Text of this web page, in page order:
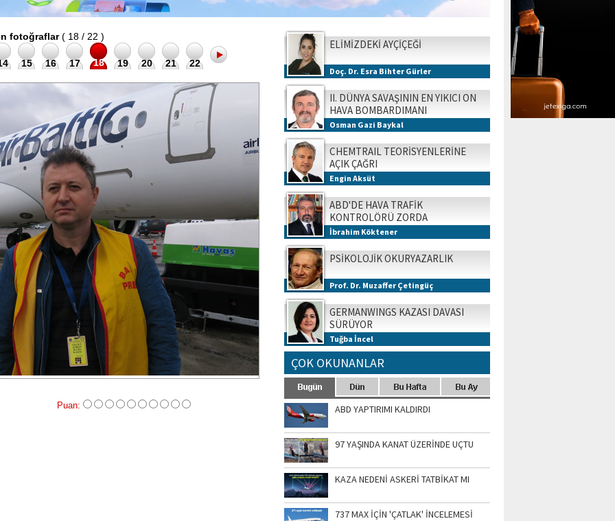
fotoğraflar( 18 / 22 )
15 16 17 18 19 20 21 22
Puan:
ELİMİZDEKİ AYÇİÇEĞİ
Doç. Dr. Esra Bihter Gürler
II. DÜNYA SAVAŞININ EN YIKICI ON
HAVA BOMBARDIMANI
Osman Gazi Baykal
CHEMTRAIL TEORİSYENLERİNE
AÇIK ÇAĞRI
Engin Aksüt
ABD'DE HAVA TRAFİK
KONTROLÖRÜ ZORDA
İbrahim Köktener
PSİKOLOJİK OKURYAZARLIK
Prof. Dr. Muzaffer Çetingüç
GERMANWINGS KAZASI DAVASI
SÜRÜYOR
Tuğba İncel
ÇOK OKUNANLAR
ABD YAPTIRIMI KALDIRDI
97 YAŞINDA KANAT ÜZERİNDE UÇTU
KAZA NEDENİ ASKERİ TATBİKAT MI
737 MAX İÇİN 'ÇATLAK' İNCELEMESİ